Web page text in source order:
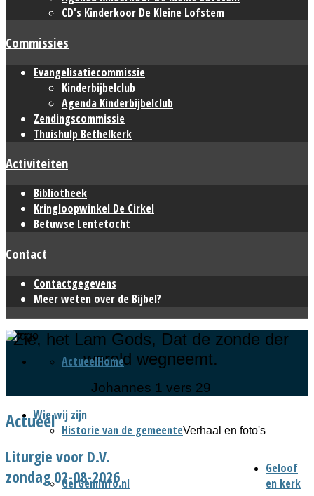
CD's Kinderkoor De Kleine Lofstem
Commissies
Evangelisatiecommissie
Kinderbijbelclub
Agenda Kinderbijbelclub
Zendingscommissie
Thuishulp Bethelkerk
Activiteiten
Bibliotheek
Kringloopwinkel De Cirkel
Betuwse Lentetocht
Contact
Contactgegevens
Meer weten over de Bijbel?
Home
Actueel
Wie wij zijn
Historie van de gemeenteVerhaal en foto's
GerGemInfo.nl
Geloof
en kerk
Zie, het Lam Gods, Dat de zonde der
wereld wegneemt.
Johannes 1 vers 29
Actueel
Liturgie voor D.V.
zondag 02-08-2026